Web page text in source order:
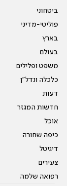
ביטחוני
פוליטי-מדיני
בארץ
בעולם
משפט ופלילים
כלכלה ונדל"ן
דעות
חדשות המגזר
אוכל
כיפה שחורה
דיגיטל
צעירים
רפואה שלמה